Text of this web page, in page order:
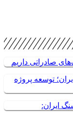
صادراتی داریم
توسعه پروژه
ایران: